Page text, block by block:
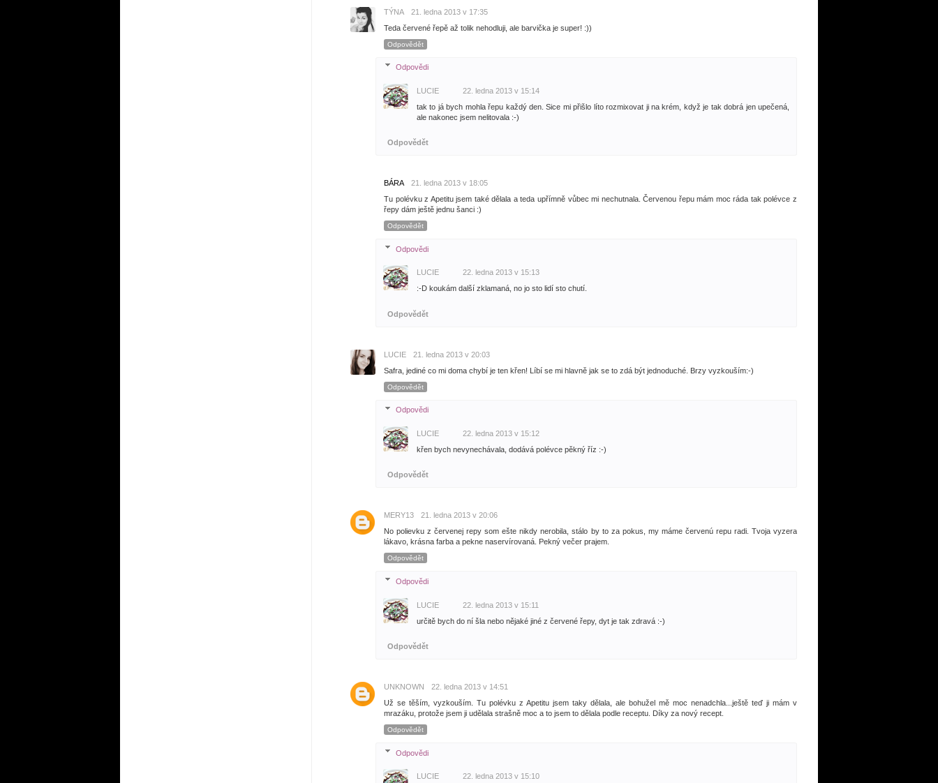
TÝNA
21. ledna 2013 v 17:35
Teda červené řepě až tolik nehodluji, ale barvička je super! :))
Odpovědět
Odpovědi
LUCIE
22. ledna 2013 v 15:14
tak to já bych mohla řepu každý den. Sice mi přišlo líto rozmixovat ji na krém, když je tak dobrá jen upečená,
ale nakonec jsem nelitovala :-)
Odpovědět
BÁRA
21. ledna 2013 v 18:05
Tu polévku z Apetitu jsem také dělala a teda upřímně vůbec mi nechutnala. Červenou řepu mám moc ráda tak polévce z
řepy dám ještě jednu šanci :)
Odpovědět
Odpovědi
LUCIE
22. ledna 2013 v 15:13
:-D koukám další zklamaná, no jo sto lidí sto chutí.
Odpovědět
LUCIE
21. ledna 2013 v 20:03
Safra, jediné co mi doma chybí je ten křen! Líbí se mi hlavně jak se to zdá být jednoduché. Brzy vyzkouším:-)
Odpovědět
Odpovědi
LUCIE
22. ledna 2013 v 15:12
křen bych nevynechávala, dodává polévce pěkný říz :-)
Odpovědět
MERY13
21. ledna 2013 v 20:06
No polievku z červenej repy som ešte nikdy nerobila, stálo by to za pokus, my máme červenú repu radi. Tvoja vyzera
lákavo, krásna farba a pekne naservírovaná. Pekný večer prajem.
Odpovědět
Odpovědi
LUCIE
22. ledna 2013 v 15:11
určitě bych do ní šla nebo nějaké jiné z červené řepy, dyt je tak zdravá :-)
Odpovědět
UNKNOWN
22. ledna 2013 v 14:51
Už se těším, vyzkouším. Tu polévku z Apetitu jsem taky dělala, ale bohužel mě moc nenadchla...ještě teď ji mám v
mrazáku, protože jsem ji udělala strašně moc a to jsem to dělala podle receptu. Díky za nový recept.
Odpovědět
Odpovědi
LUCIE 22. ledna 2013 v 15:10